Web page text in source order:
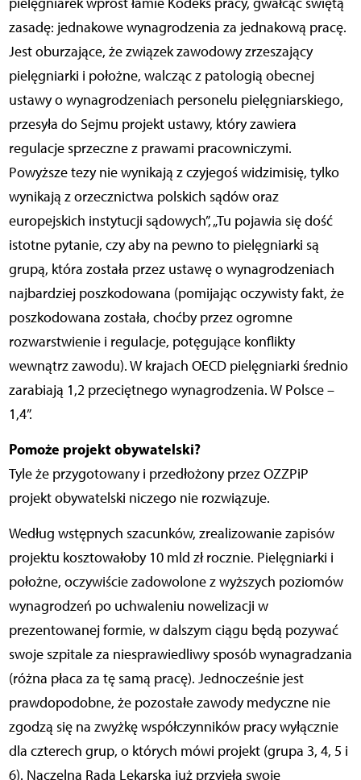
zasadę: jednakowe wynagrodzenia za jednakową pracę.
Jest oburzające, że związek zawodowy zrzeszający
pielęgniarki i położne, walcząc z patologią obecnej
ustawy o wynagrodzeniach personelu pielęgniarskiego,
przesyła do Sejmu projekt ustawy, który zawiera
regulacje sprzeczne z prawami pracowniczymi.
Powyższe tezy nie wynikają z czyjegoś widzimisię, tylko
wynikają z orzecznictwa polskich sądów oraz
europejskich instytucji sądowych”, „Tu pojawia się dość
istotne pytanie, czy aby na pewno to pielęgniarki są
grupą, która została przez ustawę o wynagrodzeniach
najbardziej poszkodowana (pomijając oczywisty fakt, że
poszkodowana została, choćby przez ogromne
rozwarstwienie i regulacje, potęgujące konflikty
wewnątrz zawodu). W krajach OECD pielęgniarki średnio
zarabiają 1,2 przeciętnego wynagrodzenia. W Polsce –
1,4”.
Pomoże projekt obywatelski?
Tyle że przygotowany i przedłożony przez OZZPiP
projekt obywatelski niczego nie rozwiązuje.
Według wstępnych szacunków, zrealizowanie zapisów
projektu kosztowałoby 10 mld zł rocznie. Pielęgniarki i
położne, oczywiście zadowolone z wyższych poziomów
wynagrodzeń po uchwaleniu nowelizacji w
prezentowanej formie, w dalszym ciągu będą pozywać
swoje szpitale za niesprawiedliwy sposób wynagradzania
(różna płaca za tę samą pracę). Jednocześnie jest
prawdopodobne, że pozostałe zawody medyczne nie
zgodzą się na zwyżkę współczynników pracy wyłącznie
dla czterech grup, o których mówi projekt (grupa 3, 4, 5 i
6). Naczelna Rada Lekarska już przyjęła swoje